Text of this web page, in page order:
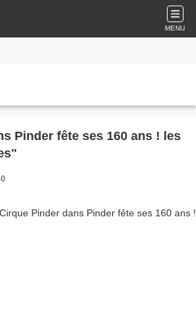
MENU
Pinder fête ses 160 ans ! les